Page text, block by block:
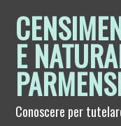
E
Conoscere per